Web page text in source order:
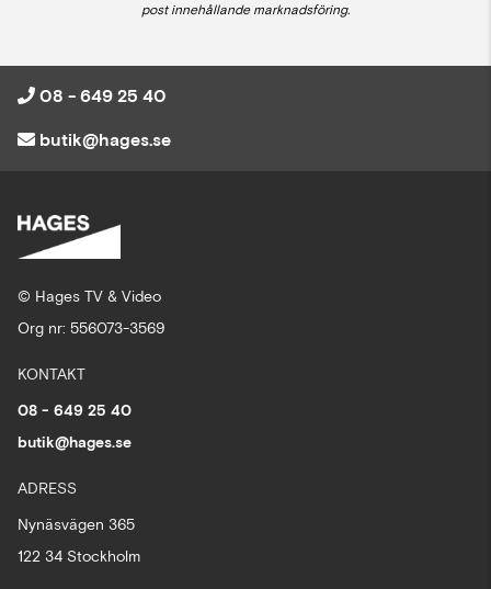
post innehållande marknadsföring.
08 - 649 25 40
butik@hages.se
© Hages TV & Video
Org nr: 556073-3569
KONTAKT
08 - 649 25 40
butik@hages.se
ADRESS
Nynäsvägen 365
122 34 Stockholm